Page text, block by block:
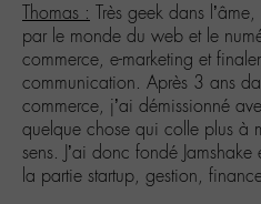
Thomas : Très geek dans
par le monde du web et le
commerce, e-marketing et
communication. Après 3 ans
commerce, j’ai démissionné
quelque chose qui colle plus à
sens. J’ai donc fondé
la partie startup, gestion,